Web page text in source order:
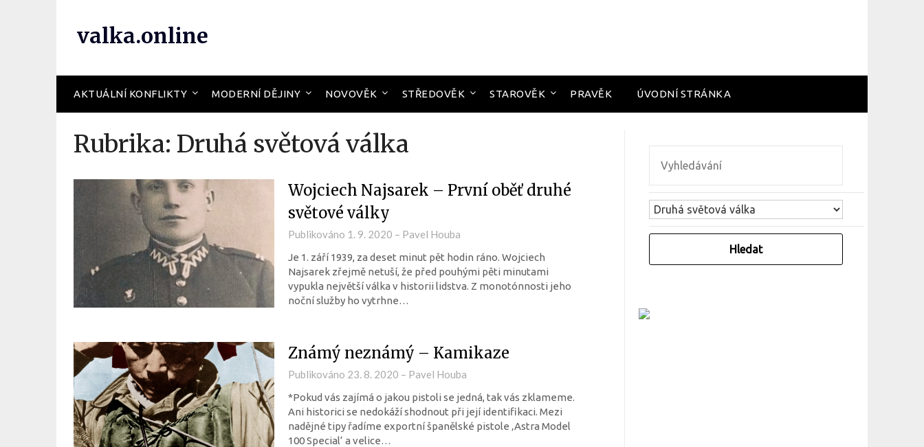
valka.online
AKTUÁLNÍ KONFLIKTY MODERNÍ DĚJINY NOVOVĚK STŘEDOVĚK STAROVĚK PRAVĚK ÚVODNÍ STRÁNKA
Rubrika: Druhá světová válka
Wojciech Najsarek – První oběť druhé
světové války
Publikováno 1. 9. 2020 – Pavel Houba
Je 1. září 1939, za deset minut pět hodin ráno. Wojciech
Najsarek zřejmě netuší, že před pouhými pěti minutami
vypukla největší válka v historii lidstva. Z monotónnosti jeho
noční služby ho vytrhne…
Známý neznámý – Kamikaze
Publikováno 23. 8. 2020 – Pavel Houba
*Pokud vás zajímá o jakou pistoli se jedná, tak vás zklameme.
Ani historici se nedokáží shodnout při její identifikaci. Mezi
nadějné tipy řadíme exportní španělské pistole ‚Astra Model
100 Special‘ a velice…